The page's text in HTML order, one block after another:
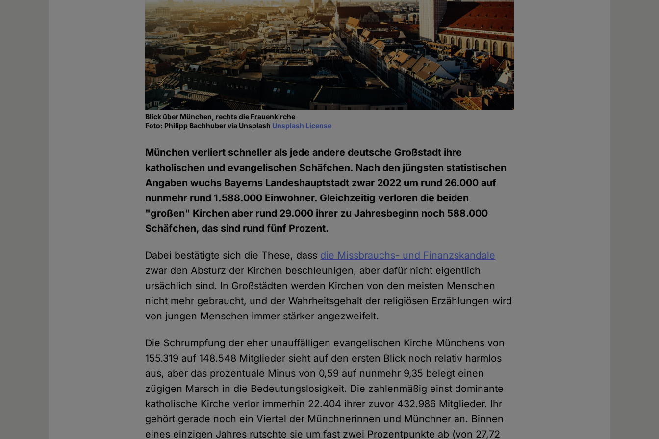
Blick über München, rechts die Frauenkirche
Foto: Philipp Bachhuber via Unsplash Unsplash License
München verliert schneller als jede andere deutsche Großstadt ihre
katholischen und evangelischen Schäfchen. Nach den jüngsten statistischen
Angaben wuchs Bayerns Landeshauptstadt zwar 2022 um rund 26.000 auf
nunmehr rund 1.588.000 Einwohner. Gleichzeitig verloren die beiden
"großen" Kirchen aber rund 29.000 ihrer zu Jahresbeginn noch 588.000
Schäfchen, das sind rund fünf Prozent.
Dabei bestätigte sich die These, dass die Missbrauchs- und Finanzskandale
zwar den Absturz der Kirchen beschleunigen, aber dafür nicht eigentlich
ursächlich sind. In Großstädten werden Kirchen von den meisten Menschen
nicht mehr gebraucht, und der Wahrheitsgehalt der religiösen Erzählungen wird
von jungen Menschen immer stärker angezweifelt.
Die Schrumpfung der eher unauffälligen evangelischen Kirche Münchens von
155.319 auf 148.548 Mitglieder sieht auf den ersten Blick noch relativ harmlos
aus, aber das prozentuale Minus von 0,59 auf nunmehr 9,35 belegt einen
zügigen Marsch in die Bedeutungslosigkeit. Die zahlenmäßig einst dominante
katholische Kirche verlor immerhin 22.404 ihrer zuvor 432.986 Mitglieder. Ihr
gehört gerade noch ein Viertel der Münchnerinnen und Münchner an. Binnen
eines einzigen Jahres rutschte sie um fast zwei Prozentpunkte ab (von 27,72